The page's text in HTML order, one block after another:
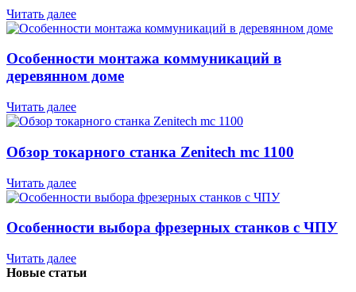
Читать далее
Особенности монтажа коммуникаций в
деревянном доме
Читать далее
Обзор токарного станка Zenitech mc 1100
Читать далее
Особенности выбора фрезерных станков с ЧПУ
Читать далее
Новые статьи